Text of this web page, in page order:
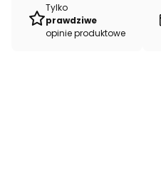
Tylko
prawdziwe
opinie produktowe